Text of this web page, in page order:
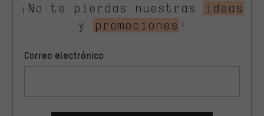
¡No te pierdas nuestras
ideas
y
promociones !
Correo electrónico